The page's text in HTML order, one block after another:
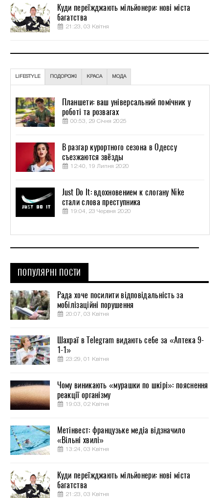
Куди переїжджають мільйонери: нові міста
багатства
21:23, 03 Квітня
LIFESTYLE ПОДОРОЖІ КРАСА МОДА
Планшети: ваш універсальний помічник у
роботі та розвагах
00:53, 29 Січня 2025
В разгар курортного сезона в Одессу
съезжаются звёзды
12:40, 19 Липня 2020
Just Do It: вдохновением к слогану Nike
стали слова преступника
19:04, 23 Червня 2020
ПОПУЛЯРНІ ПОСТИ
Рада хоче посилити відповідальність за
мобілізаційні порушення
20:07, 03 Квітня
Шахраї в Telegram видають себе за «Аптека 9-
1-1»
23:29, 01 Квітня
Чому виникають «мурашки по шкірі»: пояснення
реакції організму
19:03, 02 Квітня
Метінвест: французьке медіа відзначило
«Вільні хвилі»
13:24, 03 Квітня
Куди переїжджають мільйонери: нові міста
багатства
21:23, 03 Квітня